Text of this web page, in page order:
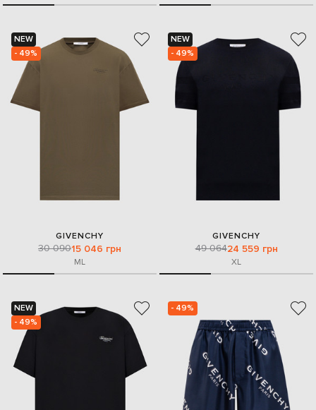
NEW
- 49%
GIVENCHY
30 09015 046 грн
ML
NEW
- 49%
GIVENCHY
49 06424 559 грн
XL
NEW
- 49%
- 49%